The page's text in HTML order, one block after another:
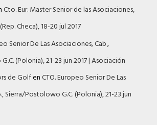
Cto. Eur. Master Senior de las Asociaciones,
Checa), 18-20 jul 2017
Senior De Las Asociaciones, Cab.,
(Polonia), 21-23 jun 2017 | Asociación
de GolfenCTO. Europeo Senior De Las
Sierra/Postolowo G.C. (Polonia), 21-23 jun